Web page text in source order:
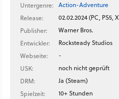
Untergenre:
Action-Adventure
Release:
02.02.2024 (PC, PS5,
Publisher:
Warner Bros.
Entwickler:
Rocksteady Studios
Webseite:
-
USK:
noch nicht geprüft
DRM:
Ja (Steam)
Spielzeit:
10+ Stunden